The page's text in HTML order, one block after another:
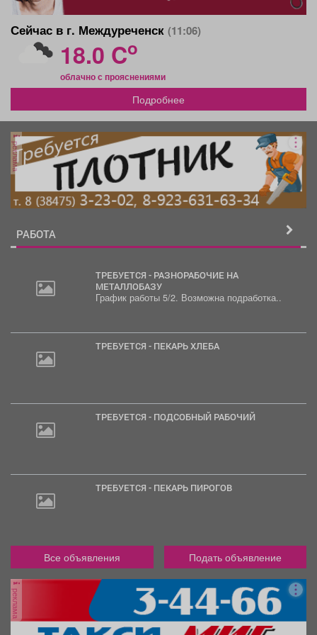
Сейчас в г. Междуреченск (11:06)
18.0 Co
облачно с прояснениями
Подробнее
реклама
РАБОТА
ТРЕБУЕТСЯ - РАЗНОРАБОЧИЕ НА
МЕТАЛЛОБАЗУ
График работы 5/2. Возможна подработка..
ТРЕБУЕТСЯ - ПЕКАРЬ ХЛЕБА
ТРЕБУЕТСЯ - ПОДСОБНЫЙ РАБОЧИЙ
ТРЕБУЕТСЯ - ПЕКАРЬ ПИРОГОВ
Все объявления Подать объявление
реклама